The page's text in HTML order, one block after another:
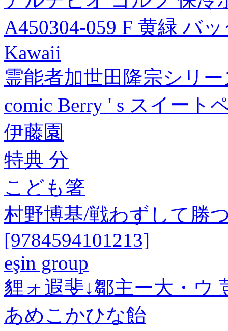
A450304-059 F 黄緑 バ
Kawaii
霊能者加世田隆宗シリー
comic Berry ' s スイート
伊藤園
特典 分
こども箸
村野博基/戦わずして勝
[9784594101213]
eşin group
貍ォ遐斐↓鄒主ー大・ウ
あめこかひな飴